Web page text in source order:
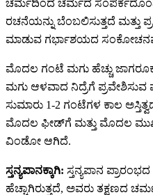
ಚರ್ಮದಿಂದ ಚರ್ಮದ
ರಚನೆಯನ್ನು ಬೆಂಬಲಿಸುತ್ತದೆ ಮತ್ತು
ಮಾಡುವ ಗರ್ಭಾಶಯದ
ಮೊದಲ ಗಂಟೆ ಮಗು ಹೆಚ್ಚು
ಮಗು ಆಳವಾದ ನಿದ್ರೆಗೆ
ಸುಮಾರು 1-2 ಗಂಟೆಗಳ ಕಾಲ
ಮೊದಲ ಫೀಡ್‌ಗೆ ಮತ್ತು ಮೊದಲ
ವಿಂಡೋ ಆಗಿದೆ.
ಸ್ತನ್ಯಪಾನಕ್ಕಾಗಿ: ಸ್ತನ್ಯಪಾನ
ಹೆಚ್ಚಾಗಿರುತ್ತದೆ, ಅವರು ತಕ್ಷಣದ